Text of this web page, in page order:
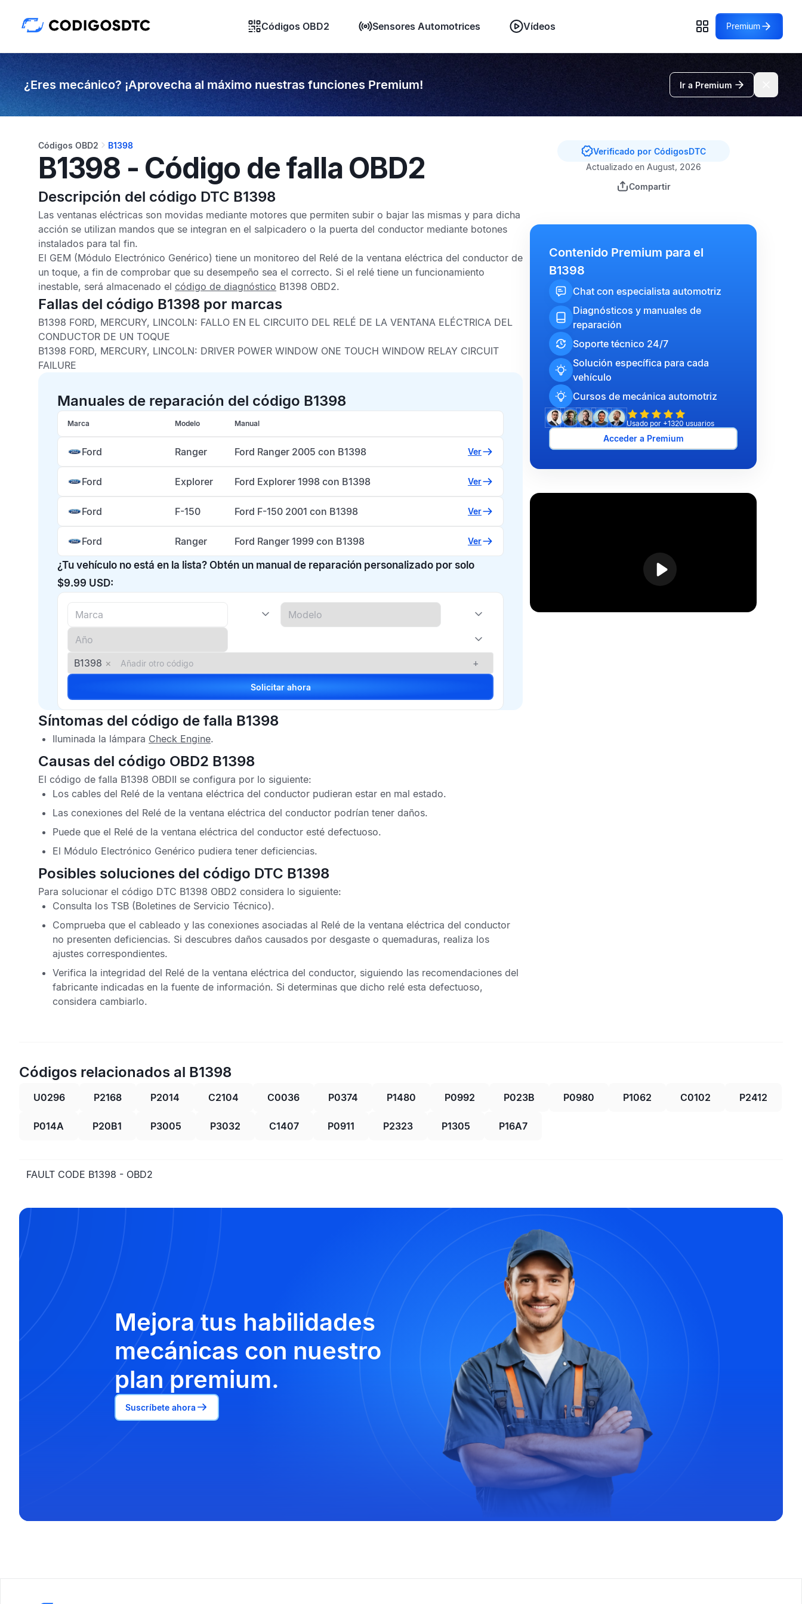
Códigos OBD2 Sensores Automotrices Vídeos Premium
¿Eres mecánico? ¡Aprovecha al máximo nuestras funciones Premium! Ir a Premium
Códigos OBD2 B1398
B1398 - Código de falla OBD2
Descripción del código DTC B1398
Las ventanas eléctricas son movidas mediante motores que permiten subir o bajar las mismas y para dicha
acción se utilizan mandos que se integran en el salpicadero o la puerta del conductor mediante botones
instalados para tal fin.
El GEM (Módulo Electrónico Genérico) tiene un monitoreo del Relé de la ventana eléctrica del conductor de
un toque, a fin de comprobar que su desempeño sea el correcto. Si el relé tiene un funcionamiento
inestable, será almacenado el código de diagnóstico B1398 OBD2.
Fallas del código B1398 por marcas
B1398 FORD, MERCURY, LINCOLN: FALLO EN EL CIRCUITO DEL RELÉ DE LA VENTANA ELÉCTRICA DEL
CONDUCTOR DE UN TOQUE
B1398 FORD, MERCURY, LINCOLN: DRIVER POWER WINDOW ONE TOUCH WINDOW RELAY CIRCUIT
FAILURE
Manuales de reparación del código B1398
Marca Modelo Manual
Ford Ranger Ford Ranger 2005 con B1398 Ver
Ford Explorer Ford Explorer 1998 con B1398 Ver
Ford F-150 Ford F-150 2001 con B1398 Ver
Ford Ranger Ford Ranger 1999 con B1398 Ver
¿Tu vehículo no está en la lista? Obtén un manual de reparación personalizado por solo
$9.99 USD:
B1398 × +
Solicitar ahora
Síntomas del código de falla B1398
Iluminada la lámpara Check Engine.
Causas del código OBD2 B1398
El código de falla B1398 OBDII se configura por lo siguiente:
Los cables del Relé de la ventana eléctrica del conductor pudieran estar en mal estado.
Las conexiones del Relé de la ventana eléctrica del conductor podrían tener daños.
Puede que el Relé de la ventana eléctrica del conductor esté defectuoso.
El Módulo Electrónico Genérico pudiera tener deficiencias.
Posibles soluciones del código DTC B1398
Para solucionar el código DTC B1398 OBD2 considera lo siguiente:
Consulta los TSB (Boletines de Servicio Técnico).
Comprueba que el cableado y las conexiones asociadas al Relé de la ventana eléctrica del conductor
no presenten deficiencias. Si descubres daños causados por desgaste o quemaduras, realiza los
ajustes correspondientes.
Verifica la integridad del Relé de la ventana eléctrica del conductor, siguiendo las recomendaciones del
fabricante indicadas en la fuente de información. Si determinas que dicho relé esta defectuoso,
considera cambiarlo.
Verificado por CódigosDTC
Actualizado en August, 2026
Compartir
Contenido Premium para el
B1398
Chat con especialista automotriz
Diagnósticos y manuales de
reparación
Soporte técnico 24/7
Solución específica para cada
vehículo
Cursos de mecánica automotriz
Usado por +1320 usuarios
Acceder a Premium
Códigos relacionados al B1398
U0296 P2168 P2014 C2104 C0036 P0374 P1480 P0992 P023B P0980 P1062 C0102 P2412
P014A P20B1 P3005 P3032 C1407 P0911 P2323 P1305 P16A7
FAULT CODE B1398 - OBD2
Mejora tus habilidades
mecánicas con nuestro
plan premium.
Suscríbete ahora